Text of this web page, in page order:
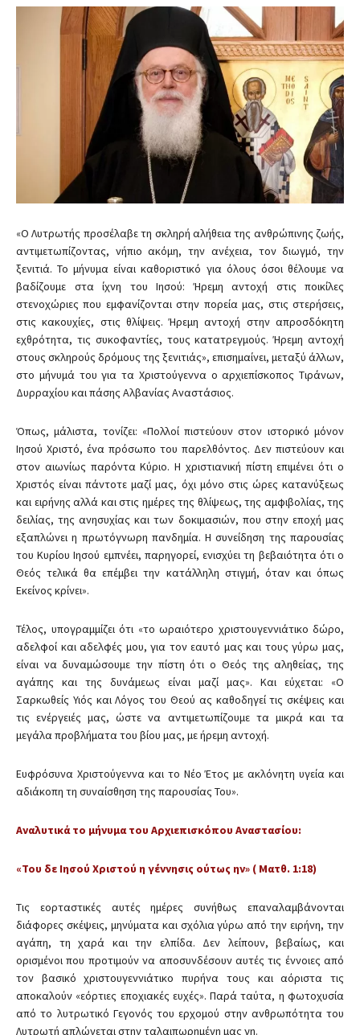
«Ο Λυτρωτής προσέλαβε τη σκληρή αλήθεια της ανθρώπινης ζωής,
αντιμετωπίζοντας, νήπιο ακόμη, την ανέχεια, τον διωγμό, την
ξενιτιά. Το μήνυμα είναι καθοριστικό για όλους όσοι θέλουμε να
βαδίζουμε στα ίχνη του Ιησού: Ήρεμη αντοχή στις ποικίλες
στενοχώριες που εμφανίζονται στην πορεία μας, στις στερήσεις,
στις κακουχίες, στις θλίψεις. Ήρεμη αντοχή στην απροσδόκητη
εχθρότητα, τις συκοφαντίες, τους κατατρεγμούς. Ήρεμη αντοχή
στους σκληρούς δρόμους της ξενιτιάς», επισημαίνει, μεταξύ άλλων,
στο μήνυμά του για τα Χριστούγεννα ο αρχιεπίσκοπος Tιράνων,
Δυρραχίου και πάσης Αλβανίας Αναστάσιος.
Όπως, μάλιστα, τονίζει: «Πολλοί πιστεύουν στον ιστορικό μόνον
Ιησού Χριστό, ένα πρόσωπο του παρελθόντος. Δεν πιστεύουν και
στον αιωνίως παρόντα Κύριο. Η χριστιανική πίστη επιμένει ότι ο
Χριστός είναι πάντοτε μαζί μας, όχι μόνο στις ώρες κατανύξεως
και ειρήνης αλλά και στις ημέρες της θλίψεως, της αμφιβολίας, της
δειλίας, της ανησυχίας και των δοκιμασιών, που στην εποχή μας
εξαπλώνει η πρωτόγνωρη πανδημία. Η συνείδηση της παρουσίας
του Κυρίου Ιησού εμπνέει, παρηγορεί, ενισχύει τη βεβαιότητα ότι ο
Θεός τελικά θα επέμβει την κατάλληλη στιγμή, όταν και όπως
Εκείνος κρίνει».
Τέλος, υπογραμμίζει ότι «το ωραιότερο χριστουγεννιάτικο δώρο,
αδελφοί και αδελφές μου, για τον εαυτό μας και τους γύρω μας,
είναι να δυναμώσουμε την πίστη ότι ο Θεός της αληθείας, της
αγάπης και της δυνάμεως είναι μαζί μας». Και εύχεται: «Ο
Σαρκωθείς Υιός και Λόγος του Θεού ας καθοδηγεί τις σκέψεις και
τις ενέργειές μας, ώστε να αντιμετωπίζουμε τα μικρά και τα
μεγάλα προβλήματα του βίου μας, με ήρεμη αντοχή.
Ευφρόσυνα Χριστούγεννα και το Νέο Έτος με ακλόνητη υγεία και
αδιάκοπη τη συναίσθηση της παρουσίας Του».
Αναλυτικά το μήνυμα του Αρχιεπισκόπου Αναστασίου:
«Του δε Ιησού Χριστού η γέννησις ούτως ην» ( Ματθ. 1:18)
Τις εορταστικές αυτές ημέρες συνήθως επαναλαμβάνονται
διάφορες σκέψεις, μηνύματα και σχόλια γύρω από την ειρήνη, την
αγάπη, τη χαρά και την ελπίδα. Δεν λείπουν, βεβαίως, και
ορισμένοι που προτιμούν να αποσυνδέσουν αυτές τις έννοιες από
τον βασικό χριστουγεννιάτικο πυρήνα τους και αόριστα τις
αποκαλούν «εόρτιες εποχιακές ευχές». Παρά ταύτα, η φωτοχυσία
από το λυτρωτικό Γεγονός του ερχομού στην ανθρωπότητα του
Λυτρωτή απλώνεται στην ταλαιπωρημένη μας γη.